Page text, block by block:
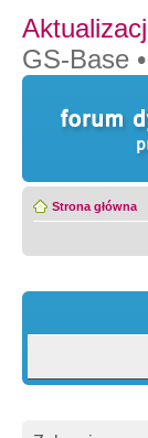
GS-Base •
Strona główna